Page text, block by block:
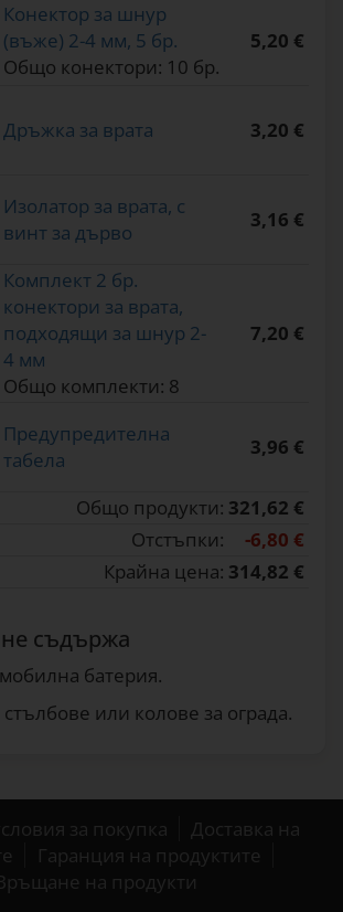
Конектор за шнур
(въже) 2-4 мм, 5 бр.
Общо конектори: 10 бр.
5,20 €
Дръжка за врата 3,20 €
Изолатор за врата, с
винт за дърво
3,16 €
Комплект 2 бр.
конектори за врата,
подходящи за шнур 2-
4 мм
Общо комплекти: 8
7,20 €
Предупредителна
табела
3,96 €
Общо продукти: 321,62 €
Отстъпки:
-6,80 €
Крайна цена: 314,82 €
съдържа
батерия.
или колове за ограда.
за покупка
Доставка на
Гаранция на продуктите
на продукти